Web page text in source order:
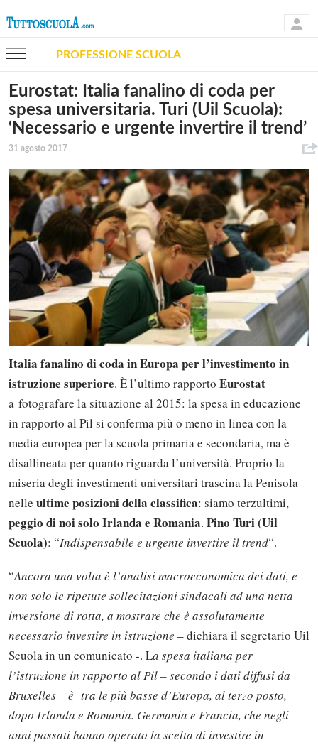
PROFESSIONE SCUOLA
Eurostat: Italia fanalino di coda per
spesa universitaria. Turi (Uil Scuola):
‘Necessario e urgente invertire il trend’
31 agosto 2017
Italia fanalino di coda in Europa per l’investimento in
istruzione superiore. È l’ultimo rapporto Eurostat
a fotografare la situazione al 2015: la spesa in educazione
in rapporto al Pil si conferma più o meno in linea con la
media europea per la scuola primaria e secondaria, ma è
disallineata per quanto riguarda l’università. Proprio la
miseria degli investimenti universitari trascina la Penisola
nelle ultime posizioni della classifica: siamo terzultimi,
peggio di noi solo Irlanda e Romania. Pino Turi (Uil
Scuola): “Indispensabile e urgente invertire il trend“.
“Ancora una volta è l’analisi macroeconomica dei dati, e
non solo le ripetute sollecitazioni sindacali ad una netta
inversione di rotta, a mostrare che è assolutamente
necessario investire in istruzione – dichiara il segretario Uil
Scuola in un comunicato -. La spesa italiana per
l’istruzione in rapporto al Pil – secondo i dati diffusi da
Bruxelles – è tra le più basse d’Europa, al terzo posto,
dopo Irlanda e Romania. Germania e Francia, che negli
anni passati hanno operato la scelta di investire in